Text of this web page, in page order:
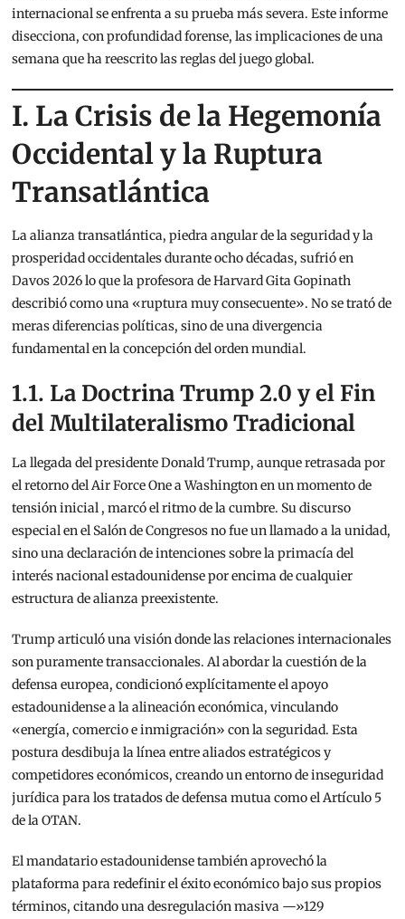
internacional se enfrenta a su prueba más severa. Este informe
disecciona, con profundidad forense, las implicaciones de una
semana que ha reescrito las reglas del juego global.
I. La Crisis de la Hegemonía
Occidental y la Ruptura
Transatlántica
La alianza transatlántica, piedra angular de la seguridad y la
prosperidad occidentales durante ocho décadas, sufrió en
Davos 2026 lo que la profesora de Harvard Gita Gopinath
describió como una «ruptura muy consecuente». No se trató de
meras diferencias políticas, sino de una divergencia
fundamental en la concepción del orden mundial.
1.1. La Doctrina Trump 2.0 y el Fin
del Multilateralismo Tradicional
La llegada del presidente Donald Trump, aunque retrasada por
el retorno del Air Force One a Washington en un momento de
tensión inicial , marcó el ritmo de la cumbre. Su discurso
especial en el Salón de Congresos no fue un llamado a la unidad,
sino una declaración de intenciones sobre la primacía del
interés nacional estadounidense por encima de cualquier
estructura de alianza preexistente.
Trump articuló una visión donde las relaciones internacionales
son puramente transaccionales. Al abordar la cuestión de la
defensa europea, condicionó explícitamente el apoyo
estadounidense a la alineación económica, vinculando
«energía, comercio e inmigración» con la seguridad. Esta
postura desdibuja la línea entre aliados estratégicos y
competidores económicos, creando un entorno de inseguridad
jurídica para los tratados de defensa mutua como el Artículo 5
de la OTAN.
El mandatario estadounidense también aprovechó la
plataforma para redefinir el éxito económico bajo sus propios
términos, citando una desregulación masiva —»129